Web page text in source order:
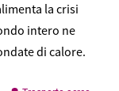
la crisi
intero ne
di calore.